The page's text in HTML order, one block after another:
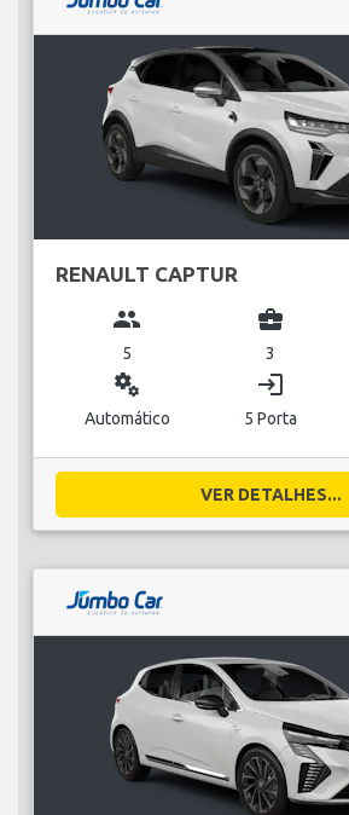
RENAULT CAPTUR
group
5
business_center
3
miscellaneous_services
Automático
login
5 Porta
VER DETALHES...